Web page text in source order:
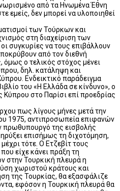
από τα Ηνωμένα Έθνη
εμείς, δεν μπορεί να υλοποιηθεί
των Τούρκων και
στη διαχείριση των
συγκυρίες να τους επιβάλλουν
από τον διεθνή
όμως ο τελικός στόχος μένει
δηλ. κατάληψη και
Ενδεικτικό παράδειγμα
του «Η Ελλάδα σε κίνδυνο», ο
στο Παρίσι επί προεδρίας
πως λίγους μήνες μετά την
1975, αντιπροσωπεία επιφανών
της εισβολής
επισήμως τη διχοτόμηση,
τότε. Ο Ετζεβίτ τους
είχε κάνει πράξη τη
στην Τουρκική πλευρά η
χωριστού κράτους και
της Τουρκίας, θα εξασφάλιζε
εφόσον η Τουρκική πλευρά θα